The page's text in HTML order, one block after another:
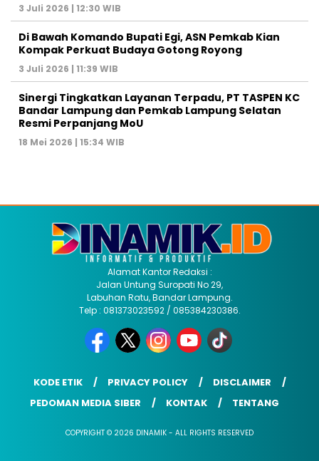
3 Juli 2026 | 12:30 WIB
Di Bawah Komando Bupati Egi, ASN Pemkab Kian
Kompak Perkuat Budaya Gotong Royong
3 Juli 2026 | 11:39 WIB
Sinergi Tingkatkan Layanan Terpadu, PT TASPEN KC
Bandar Lampung dan Pemkab Lampung Selatan
Resmi Perpanjang MoU
18 Mei 2026 | 15:34 WIB
Alamat Kantor Redaksi :
Jalan Untung Suropati No 29,
Labuhan Ratu, Bandar Lampung.
Telp : 081373023592 / 085384230386.
KODE ETIK PRIVACY POLICY
DISCLAIMER
PEDOMAN MEDIA SIBER
KONTAK TENTANG
COPYRIGHT © 2026 DINAMIK - ALL RIGHTS RESERVED